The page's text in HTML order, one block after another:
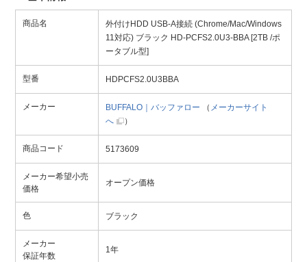
商品名
外付けHDD USB-A接続 (Chrome/Mac/Windows
11対応) ブラック HD-PCFS2.0U3-BBA [2TB /ポ
ータブル型]
型番 HDPCFS2.0U3BBA
メーカー BUFFALO｜バッファロー （ メーカーサイト
へ
）
商品コード 5173609
メーカー希望小売
価格
オープン価格
色 ブラック
メーカー
保証年数
1年